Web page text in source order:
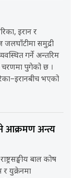
इरान र
समुद्री
गर्ने अन्तरिम
चरणमा पुगेको छ ।
भएको
आक्रमण अन्त्य
बाल कोष
युक्रेनमा